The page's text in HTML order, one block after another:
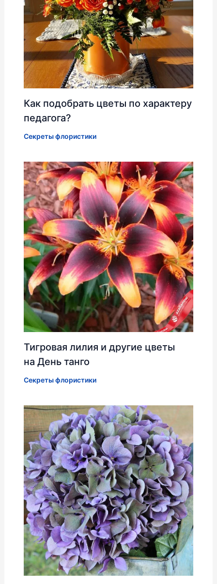
Как подобрать цветы по характеру
педагога?
Секреты флористики
Тигровая лилия и другие цветы
на День танго
Секреты флористики